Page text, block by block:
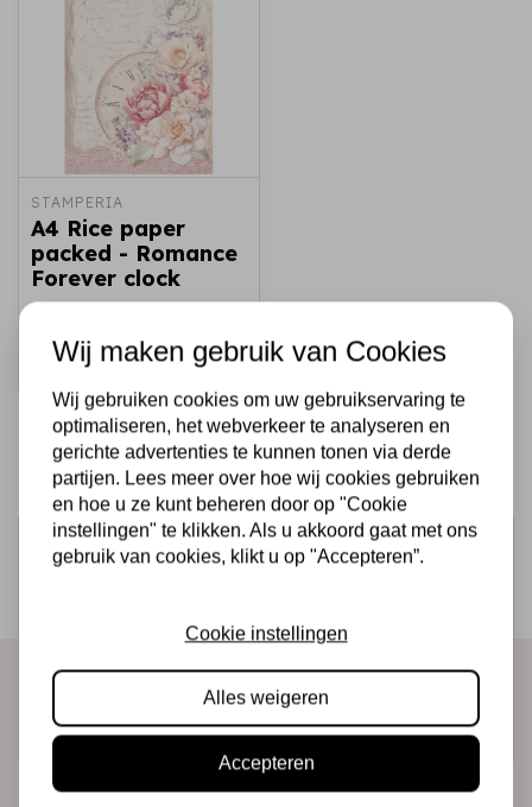
STAMPERIA
A4 Rice paper
packed - Romance
Forever clock
Snel toevoegen
Schrijf je in voor de nieuwsbrief
Abonneer
Wij maken gebruik van Cookies
Wij gebruiken cookies om uw gebruikservaring te
optimaliseren, het webverkeer te analyseren en
gerichte advertenties te kunnen tonen via derde
partijen. Lees meer over hoe wij cookies gebruiken
en hoe u ze kunt beheren door op "Cookie
instellingen" te klikken. Als u akkoord gaat met ons
gebruik van cookies, klikt u op "Accepteren”.
Cookie instellingen
Alles weigeren
Accepteren